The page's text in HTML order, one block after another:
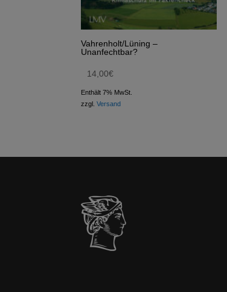
Vahrenholt/Lüning –
Unanfechtbar?
14,00€
Enthält 7% MwSt.
zzgl.Versand